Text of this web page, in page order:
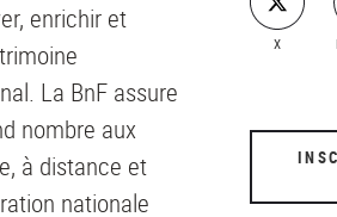
enrichir et
La BnF assure
nombre aux
à distance et
nationale
X